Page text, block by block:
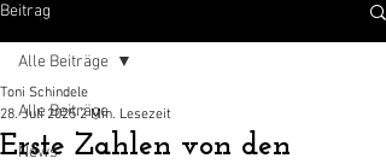
Beitrag
Alle Beiträge
News
Alle Beiträge
Erste Zahlen von den
Toni Schindele
28. Juli 2025 2 Min. Lesezeit